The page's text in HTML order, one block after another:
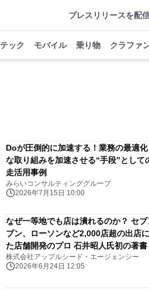
プレスリリースを配
テック モバイル 乗り物 クラファ
Doが圧倒的に加速する！業務の最適
な取り組みを加速させる“手段”として
走活用事例
みらいコンサルティンググループ
2026年7月15日 10:00
なぜ一等地でも店は潰れるのか？ セブ
ブン、ローソンなど2,000店超の出店
た店舗開発のプロ 石井昭人氏初の著書
戦略の最強技法』（日本能率協会マネ
トセンター）6月24日発売
株式会社アップルシード・エージェンシー
2026年6月24日 12:05